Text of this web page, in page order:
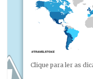
Clique para ler as